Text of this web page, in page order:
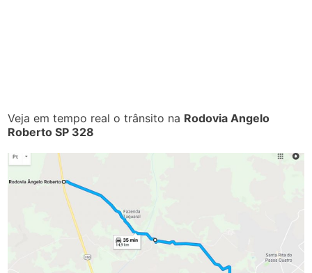
Veja em tempo real o trânsito na Rodovia Angelo
Roberto SP 328